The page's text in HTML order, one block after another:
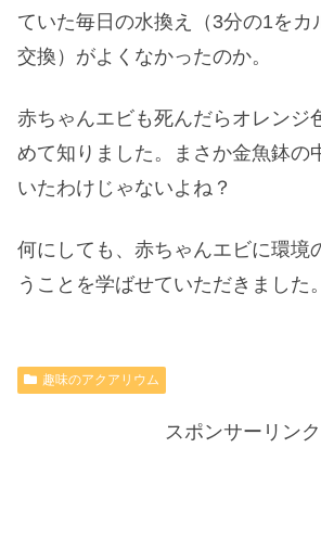
ていた毎日の水換え（3分の1をカ
交換）がよくなかったのか。
赤ちゃんエビも死んだらオレンジ
めて知りました。まさか金魚鉢の
いたわけじゃないよね？
何にしても、赤ちゃんエビに環境
うことを学ばせていただきました。
趣味のアクアリウム
スポンサーリンク